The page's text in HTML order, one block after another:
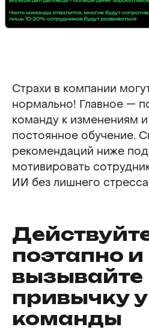
Страхи в компании
нормально! Главное —
команду к изменениям
постоянное обучение.
рекомендаций ниже
мотивировать
ИИ без лишнего
поэтапно и
вызывайте
привычку у
команды